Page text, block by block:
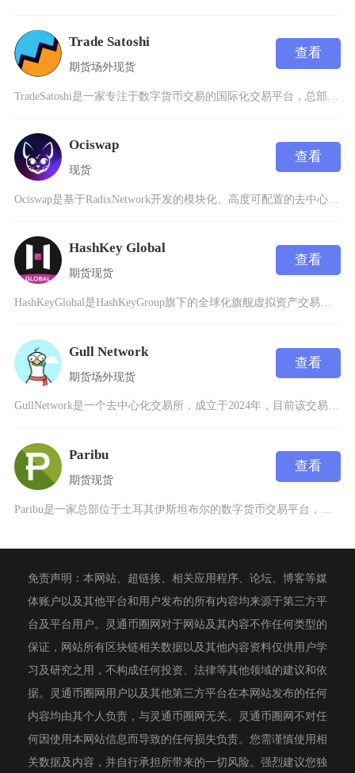
Trade Satoshi
期货场外现货
查看
Ociswap
现货
查看
Ociswap是基于RadixNetwork开发的模块化、高度可配置的去中心化交易所(DE
HashKey Global
期货现货
查看
Gull Network
期货场外现货
查看
GullNetwork是一个去中心化交易所，成立于2024年，目前该交易所可提供11种货币
Paribu
期货现货
查看
免责声明：本网站、超链接、相关应用程序、论坛、博客等媒
体账户以及其他平台和用户发布的所有内容均来源于第三方平
台及平台用户。灵通币圈网对于网站及其内容不作任何类型的
保证，网站所有区块链相关数据以及其他内容资料仅供用户学
习及研究之用，不构成任何投资、法律等其他领域的建议和依
据。灵通币圈网用户以及其他第三方平台在本网站发布的任何
内容均由其个人负责，与灵通币圈网无关。灵通币圈网不对任
何因使用本网站信息而导致的任何损失负责。您需谨慎使用相
关数据及内容，并自行承担所带来的一切风险。强烈建议您独